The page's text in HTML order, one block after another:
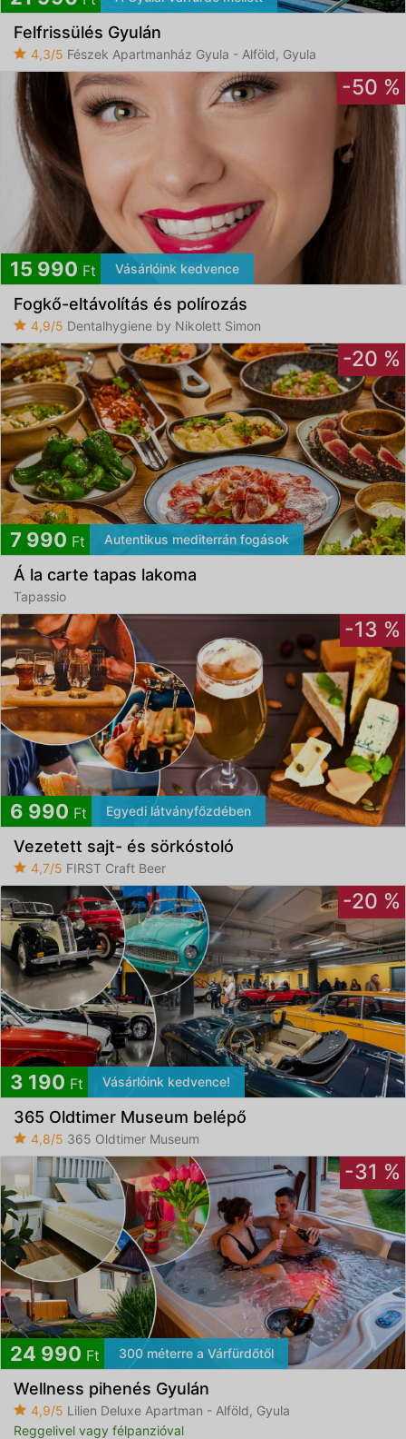
Felfrissülés Gyulán
4,3/5 Fészek Apartmanház Gyula - Alföld, Gyula
-50 %
15 990 Ft Vásárlóink kedvence
Fogkő-eltávolítás és polírozás
4,9/5 Dentalhygiene by Nikolett Simon
-20 %
7 990 Ft Autentikus mediterrán fogások
Á la carte tapas lakoma
Tapassio
-13 %
6 990 Ft Egyedi látványfőzdében
Vezetett sajt- és sörkóstoló
4,7/5 FIRST Craft Beer
-20 %
3 190 Ft Vásárlóink kedvence!
365 Oldtimer Museum belépő
4,8/5 365 Oldtimer Museum
-31 %
24 990 Ft 300 méterre a Várfürdőtől
Wellness pihenés Gyulán
4,9/5 Lilien Deluxe Apartman - Alföld, Gyula
Reggelivel vagy félpanzióval